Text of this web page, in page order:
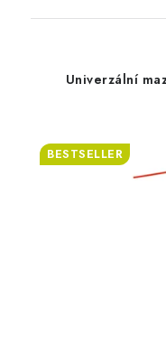
Univerzální
BESTSELLER